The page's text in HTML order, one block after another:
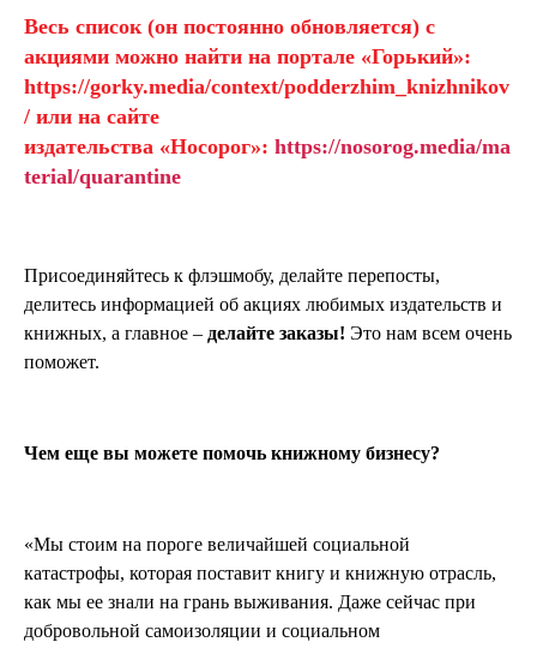
Весь список (он постоянно обновляется) с
акциями можно найти на портале «Горький»:
https://gorky.media/context/podderzhim_knizhnikov
/ или на сайте
издательства «Носорог»: https://nosorog.media/ma
terial/quarantine
Присоединяйтесь к флэшмобу, делайте перепосты,
делитесь информацией об акциях любимых издательств и
книжных, а главное – делайте заказы! Это нам всем очень
поможет.
Чем еще вы можете помочь книжному бизнесу?
«Мы стоим на пороге величайшей социальной
катастрофы, которая поставит книгу и книжную отрасль,
как мы ее знали на грань выживания. Даже сейчас при
добровольной самоизоляции и социальном